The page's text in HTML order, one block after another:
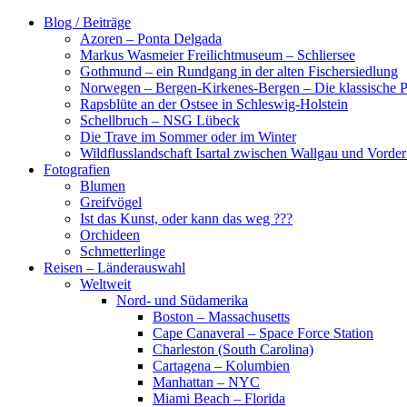
Zum
Blog / Beiträge
Azoren – Ponta Delgada
Markus Wasmeier Freilichtmuseum – Schliersee
Gothmund – ein Rundgang in der alten Fischersiedlung
Norwegen – Bergen-Kirkenes-Bergen – Die klassische
Rapsblüte an der Ostsee in Schleswig-Holstein
Schellbruch – NSG Lübeck
Die Trave im Sommer oder im Winter
Wildflusslandschaft Isartal zwischen Wallgau und
Fotografien
Blumen
Greifvögel
Ist das Kunst, oder kann das weg ???
Orchideen
Schmetterlinge
Reisen – Länderauswahl
Weltweit
Nord- und Südamerika
Boston – Massachusetts
Cape Canaveral – Space Force Station
Charleston (South Carolina)
Cartagena – Kolumbien
Manhattan – NYC
Miami Beach – Florida